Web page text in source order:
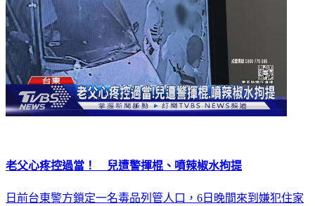
老父心疼控過當！ 兒遭警揮棍、噴辣椒水拘提
日前台東警方鎖定一名毒品列管人口，6日晚間來到嫌犯住家